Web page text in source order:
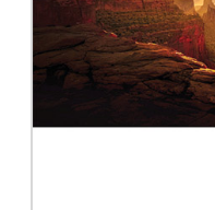
AUTRES PRODUITS